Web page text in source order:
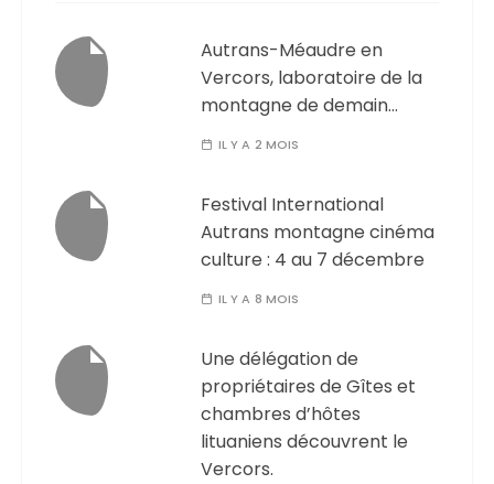
Autrans-Méaudre en
Vercors, laboratoire de la
montagne de demain…
IL Y A 2 MOIS
Festival International
Autrans montagne cinéma
culture : 4 au 7 décembre
IL Y A 8 MOIS
Une délégation de
propriétaires de Gîtes et
chambres d’hôtes
lituaniens découvrent le
Vercors.